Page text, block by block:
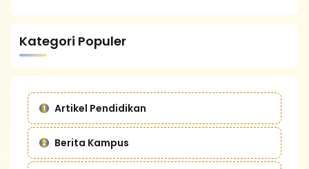
Kategori Populer
Artikel Pendidikan
Berita Kampus